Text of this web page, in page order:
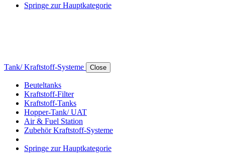
Springe zur Hauptkategorie
Tank/ Kraftstoff-Systeme Close
Beuteltanks
Kraftstoff-Filter
Kraftstoff-Tanks
Hopper-Tank/ UAT
Air & Fuel Station
Zubehör Kraftstoff-Systeme
Springe zur Hauptkategorie